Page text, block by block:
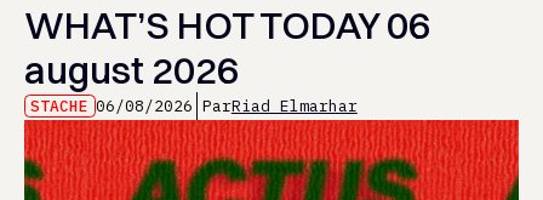
WHAT’S HOT TODAY 06
august 2026
STACHE 06/08/2026 ParRiad Elmarhar